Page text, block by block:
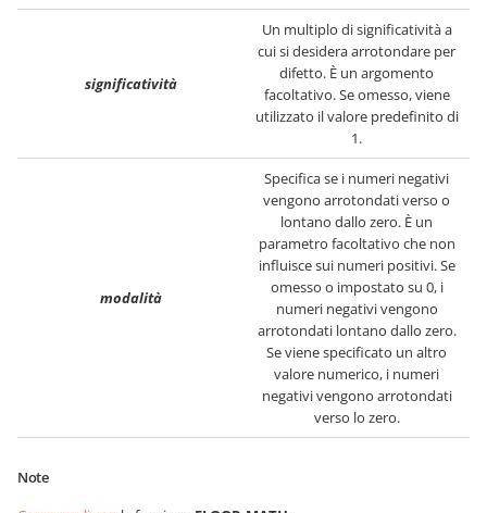
significatività
Un multiplo di significatività a
cui si desidera arrotondare per
difetto. È un argomento
facoltativo. Se omesso, viene
utilizzato il valore predefinito di
1.
modalità
Specifica se i numeri negativi
vengono arrotondati verso o
lontano dallo zero. È un
parametro facoltativo che non
influisce sui numeri positivi. Se
omesso o impostato su 0, i
numeri negativi vengono
arrotondati lontano dallo zero.
Se viene specificato un altro
valore numerico, i numeri
negativi vengono arrotondati
verso lo zero.
Note